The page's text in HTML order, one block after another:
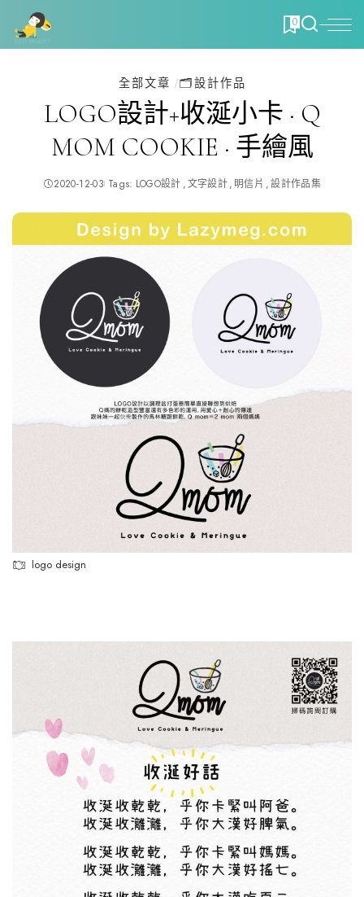
0
全部文章 🗂️設計作品
LOGO設計+收涎小卡 · Q
MOM COOKIE · 手繪風
2020-12-03 Tags: LOGO設計 文字設計 明信片 設計作品集
logo design